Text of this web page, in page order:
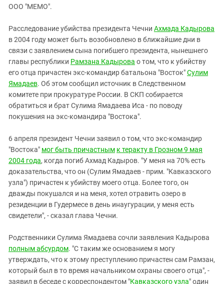
ИНАКОМЫСЛИЕ В ЧЕЧНЕ
ПРЕСЛЕДОВАНИЕ АКТИВИСТОВ
МОБИЛИЗАЦИЯ И ПРОТЕСТЫ
Дагестан
Кабардино-Балкария
Калмыкия
Карачаево-Черкесия
Краснодарский край
Нагорный Карабах
Российская Федерация
Северная Осетия - Алания
СКФО
Ставропольский край
Чечня
Южная Осетия
ЮФО
ООО "МЕМО".
Расследование убийства президента Чечни Ахмада Кадырова
в 2004 году может быть возобновлено в ближайшие дни в
связи с заявлением сына погибшего президента, нынешнего
главы республики Рамзана Кадырова о том, что к убийству
его отца причастен экс-командир батальона "Восток"Сулим
Ямадаев. Об этом сообщил источник в Следственном
комитете при прокуратуре России. В СКП собирается
обратиться и брат Сулима Ямадаева Иса - по поводу
покушения на экс-командира "Востока".
6 апреля президент Чечни заявил о том, что экс-командир
"Востока" мог быть причастным к теракту в Грозном 9 мая
2004 года, когда погиб Ахмад Кадыров. "У меня на 70% есть
доказательства, что он (Сулим Ямадаев - прим. "Кавказского
узла") причастен к убийству моего отца. Более того, он
дважды покушался и на меня, хотел отравить озеро в
резиденции в Гудермесе в день инаугурации, у меня есть
свидетели", - сказал глава Чечни.
Родственники Сулима Ямадаева сочли заявления Кадырова
полным абсурдом. "С таким же основанием я могу
утверждать, что к этому преступлению причастен сам Рамзан,
который был в то время начальником охраны своего отца", -
заявил в беседе с корреспондентом "Кавказского узла" один